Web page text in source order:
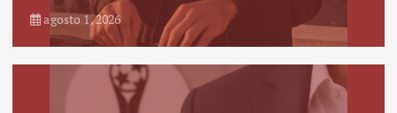
agosto 1, 2026